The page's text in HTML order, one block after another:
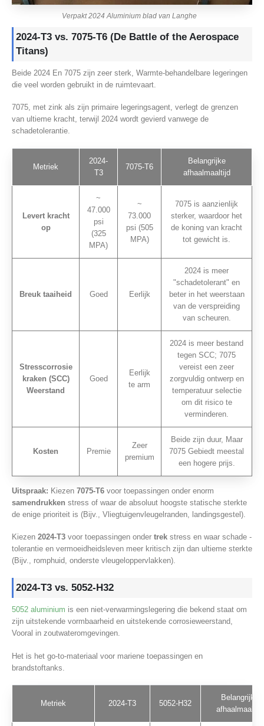
Verpakt 2024 Aluminium blad van Langhe
2024-T3 vs. 7075-T6 (De Battle of the Aerospace
Titans)
Beide 2024 En 7075 zijn zeer sterk, Warmte-behandelbare legeringen
die veel worden gebruikt in de ruimtevaart.
7075, met zink als zijn primaire legeringsagent, verlegt de grenzen
van ultieme kracht, terwijl 2024 wordt gevierd vanwege de
schadetolerantie.
Metriek
2024-
T3
7075-T6
Belangrijke
afhaalmaaltijd
Levert kracht
op
~
47.000
psi
(325
MPA)
~
73.000
psi (505
MPA)
7075 is aanzienlijk
sterker, waardoor het
de koning van kracht
tot gewicht is.
Breuk taaiheid Goed Eerlijk
2024 is meer
"schadetolerant" en
beter in het weerstaan
van de verspreiding
van scheuren.
Stresscorrosie
kraken (SCC)
Weerstand
Goed
Eerlijk
te arm
2024 is meer bestand
tegen SCC; 7075
vereist een zeer
zorgvuldig ontwerp en
temperatuur selectie
om dit risico te
verminderen.
Kosten Premie
Zeer
premium
Beide zijn duur, Maar
7075 Gebiedt meestal
een hogere prijs.
Uitspraak: Kiezen 7075-T6 voor toepassingen onder enorm
samendrukken stress of waar de absoluut hoogste statische sterkte
de enige prioriteit is (Bijv., Vliegtuigenvleugelranden, landingsgestel).
Kiezen 2024-T3 voor toepassingen onder trek stress en waar schade -
tolerantie en vermoeidheidsleven meer kritisch zijn dan ultieme sterkte
(Bijv., romphuid, onderste vleugeloppervlakken).
2024-T3 vs. 5052-H32
5052 aluminium is een niet-verwarmingslegering die bekend staat om
zijn uitstekende vormbaarheid en uitstekende corrosieweerstand,
Vooral in zoutwateromgevingen.
Het is het go-to-materiaal voor mariene toepassingen en
brandstoftanks.
Metriek 2024-T3 5052-H32
Belangrijke
afhaalmaaltijd